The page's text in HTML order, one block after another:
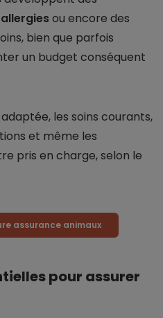
allergiesou encore des
bien que parfois
un budget conséquent
adaptée, les soins courants,
et même les
pris en charge, selon le
assurance animaux
pour assurer